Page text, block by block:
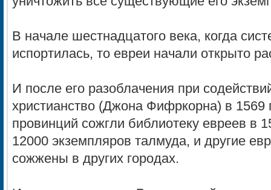
В начале шестнадцатого века, когда
испортилась, то евреи начали открыто
И после его разоблачения при
христианство (Джона Фифркорна) в 1569
провинций сожгли библиотеку евреев в
12000 экземпляров талмуда, и другие
сожжены в других городах.